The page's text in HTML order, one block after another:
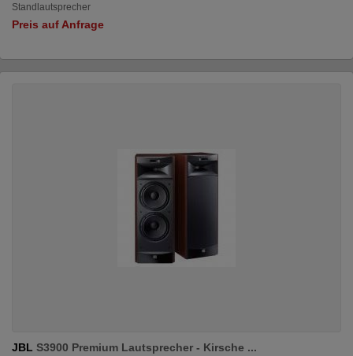
Standlautsprecher
Preis auf Anfrage
JBL S3900 Premium Lautsprecher - Kirsche ...